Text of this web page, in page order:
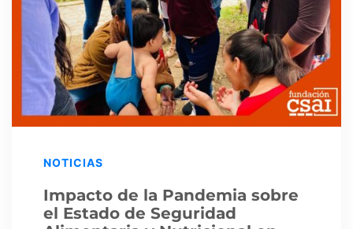
NOTICIAS
Impacto de la Pandemia sobre
el Estado de Seguridad